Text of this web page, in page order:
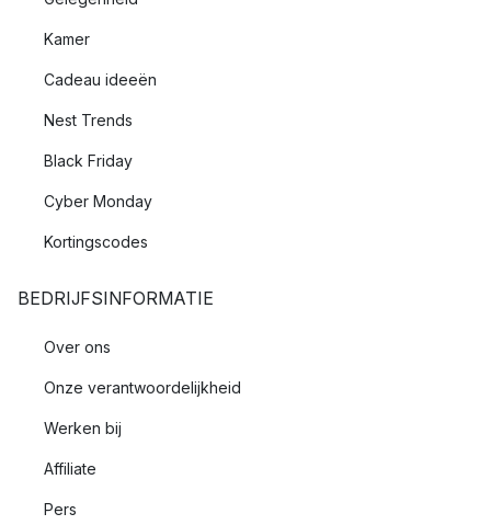
Kamer
Cadeau ideeën
Nest Trends
Black Friday
Cyber Monday
Kortingscodes
BEDRIJFSINFORMATIE
Over ons
Onze verantwoordelijkheid
Werken bij
Affiliate
Pers